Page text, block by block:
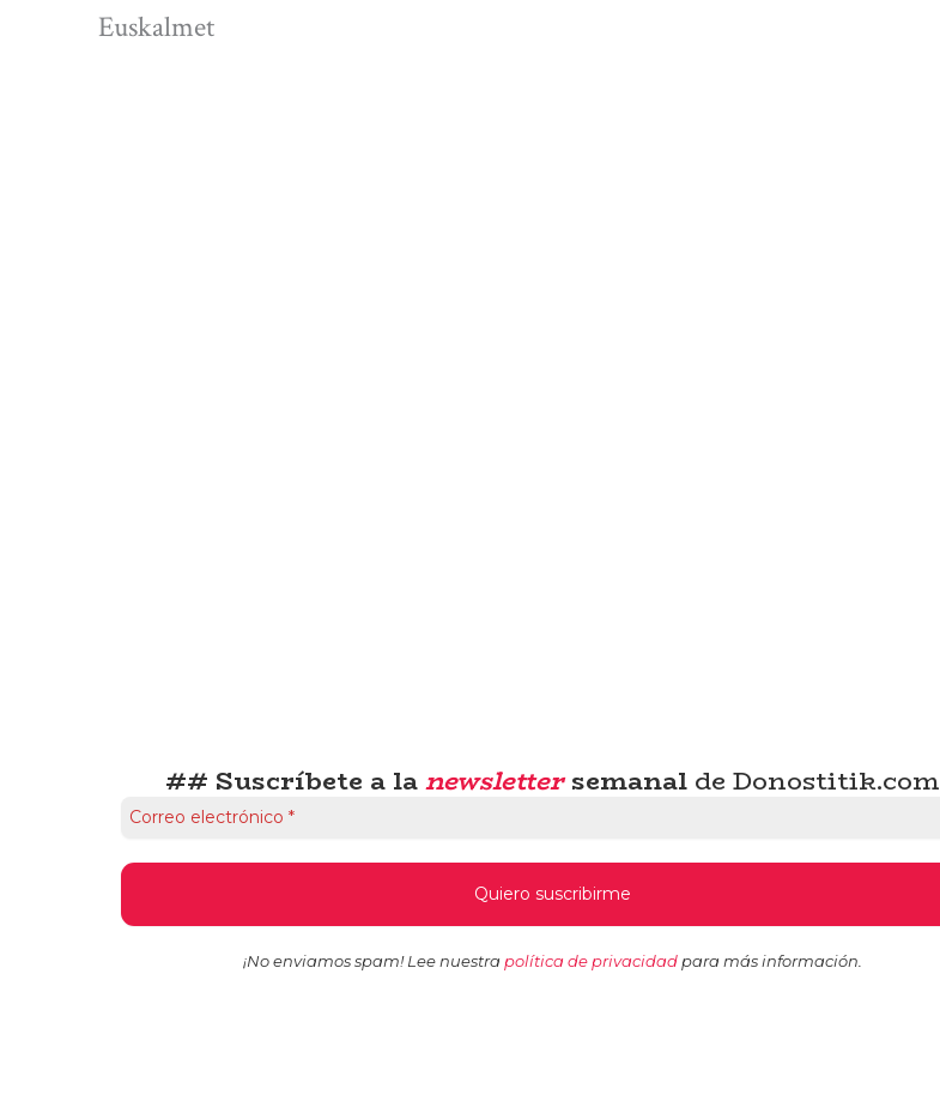
Euskalmet
## Suscríbete a lanewslettersemanal de Donostitik.com
¡No enviamos spam! Lee nuestrapolítica de privacidadpara más información.